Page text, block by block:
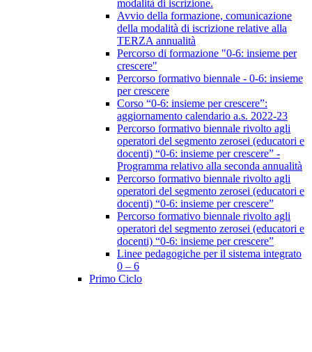
modalità di iscrizione.
Avvio della formazione, comunicazione
della modalità di iscrizione relative alla
TERZA annualità
Percorso di formazione "0-6: insieme per
crescere"
Percorso formativo biennale - 0-6: insieme
per crescere
Corso “0-6: insieme per crescere”:
aggiornamento calendario a.s. 2022-23
Percorso formativo biennale rivolto agli
operatori del segmento zerosei (educatori e
docenti) “0-6: insieme per crescere” -
Programma relativo alla seconda annualità
Percorso formativo biennale rivolto agli
operatori del segmento zerosei (educatori e
docenti) “0-6: insieme per crescere”
Percorso formativo biennale rivolto agli
operatori del segmento zerosei (educatori e
docenti) “0-6: insieme per crescere”
Linee pedagogiche per il sistema integrato
0 – 6
Primo Ciclo